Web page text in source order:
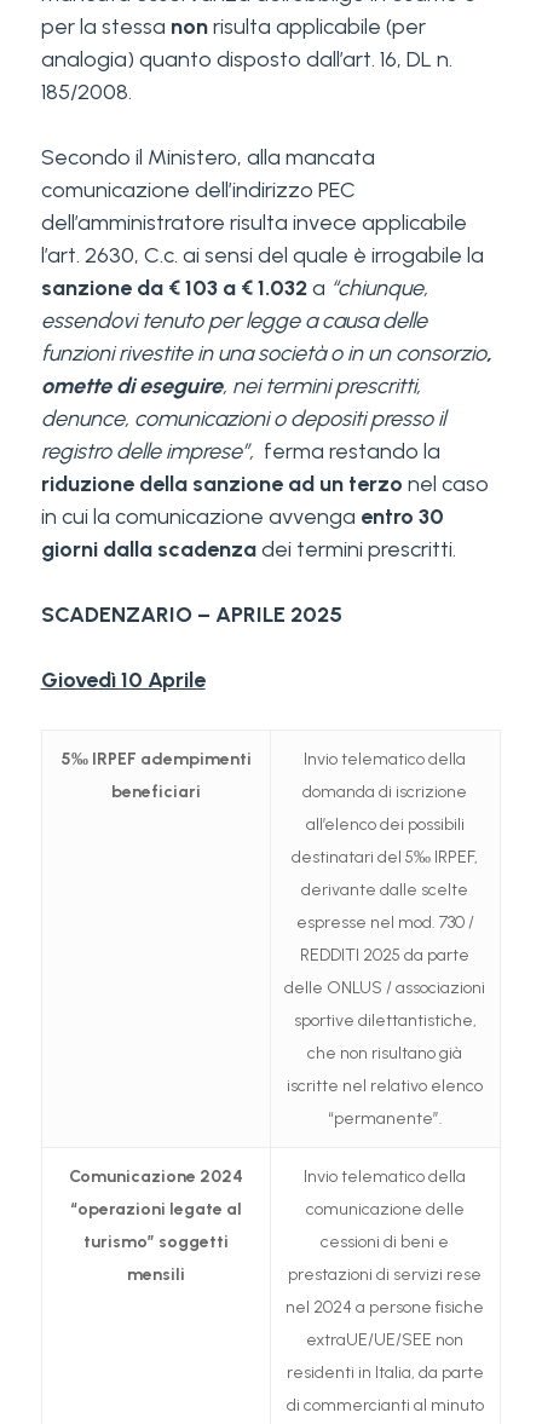
per la stessa nonrisulta applicabile (per
analogia) quanto disposto dall’art. 16, DL n.
185/2008.
Secondo il Ministero, alla mancata
comunicazione dell’indirizzo PEC
dell’amministratore risulta invece applicabile
l’art. 2630, C.c. ai sensi del quale è irrogabile la
sanzione da € 103 a € 1.032a “chiunque,
essendovi tenuto per legge a causa delle
funzioni rivestite in una società o in un consorzio,
omette di eseguire, nei termini prescritti,
denunce, comunicazioni o depositi presso il
registro delle imprese”, ferma restando la
riduzione della sanzione ad un terzo nel caso
in cui la comunicazione avvenga entro 30
giorni dalla scadenzadei termini prescritti.
SCADENZARIO – APRILE 2025
Giovedì 10 Aprile
5‰ IRPEF adempimenti
beneficiari
Invio telematico della
domanda di iscrizione
all’elenco dei possibili
destinatari del 5‰ IRPEF,
derivante dalle scelte
espresse nel mod. 730 /
REDDITI 2025 da parte
delle ONLUS / associazioni
sportive dilettantistiche,
che non risultano già
iscritte nel relativo elenco
“permanente”.
Comunicazione 2024
“operazioni legate al
turismo” soggetti
mensili
Invio telematico della
comunicazione delle
cessioni di beni e
prestazioni di servizi rese
nel 2024 a persone fisiche
extraUE/UE/SEE non
residenti in Italia, da parte
di commercianti al minuto